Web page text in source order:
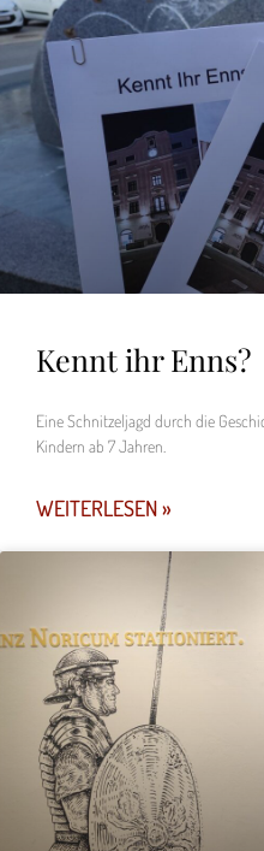
Kennt ihr Enns?
Eine Schnitzeljagd durch die
Kindern ab 7 Jahren.
WEITERLESEN »